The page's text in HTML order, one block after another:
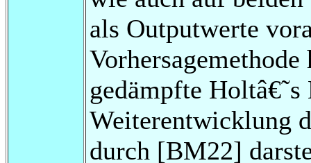
als Outputwerte
gedämpfte
Weiterentwicklung
durch [BM22]